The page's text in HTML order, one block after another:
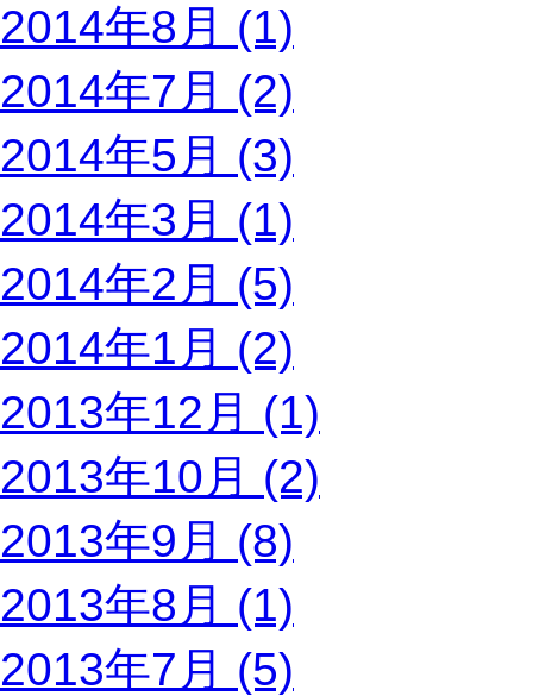
2014年8月 (1)
2014年7月 (2)
2014年5月 (3)
2014年3月 (1)
2014年2月 (5)
2014年1月 (2)
2013年12月 (1)
2013年10月 (2)
2013年9月 (8)
2013年8月 (1)
2013年7月 (5)